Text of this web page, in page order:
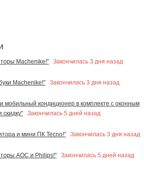
Machenike!" Закончилась 3 дня назад
Machenike!"
Закончилась 3 дня назад
мобильный кондиционер в комплекте с оконным
скидку"
Закончилась 5 дней назад
и мини ПК Tecno!"
Закончилась 3 дня назад
AOC и Philips!"
Закончилась 5 дней назад